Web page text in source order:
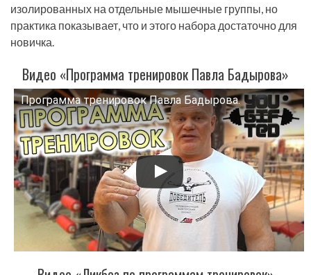
изолированных на отдельные мышечные группы, но
практика показывает, что и этого набора достаточно для
новичка.
Видео «Программа тренировок Павла Бадырова»
Программа тренировок Павла Бадырова.
Смотрите это видео на YouTube